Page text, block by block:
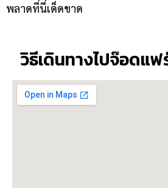
พลาดที่นี่เด็ดขาด
วิธีเดินทางไปจ๊อดแ